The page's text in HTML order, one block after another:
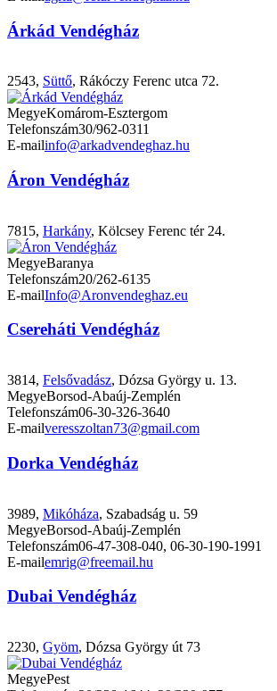
Árkád Vendégház
2543, Süttő, Rákóczy Ferenc utca 72.
MegyeKomárom-Esztergom
Telefonszám30/962-0311
E-mailinfo@arkadvendeghaz.hu
Áron Vendégház
7815, Harkány, Kölcsey Ferenc tér 24.
MegyeBaranya
Telefonszám20/262-6135
E-mailInfo@Aronvendeghaz.eu
Csereháti Vendégház
3814, Felsővadász, Dózsa György u. 13.
MegyeBorsod-Abaúj-Zemplén
Telefonszám06-30-326-3640
E-mailveresszoltan73@gmail.com
Dorka Vendégház
3989, Mikóháza, Szabadság u. 59
MegyeBorsod-Abaúj-Zemplén
Telefonszám06-47-308-040, 06-30-190-1991
E-mailemrig@freemail.hu
Dubai Vendégház
2230, Gyöm, Dózsa György út 73
MegyePest